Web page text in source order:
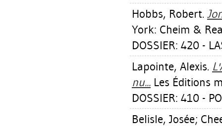
Hobbs, Robert.
York: Cheim &
DOSSIER: 420 -
Lapointe, Alexis.
nu... Les Éditions
DOSSIER: 410 -
Belisle, Josée;